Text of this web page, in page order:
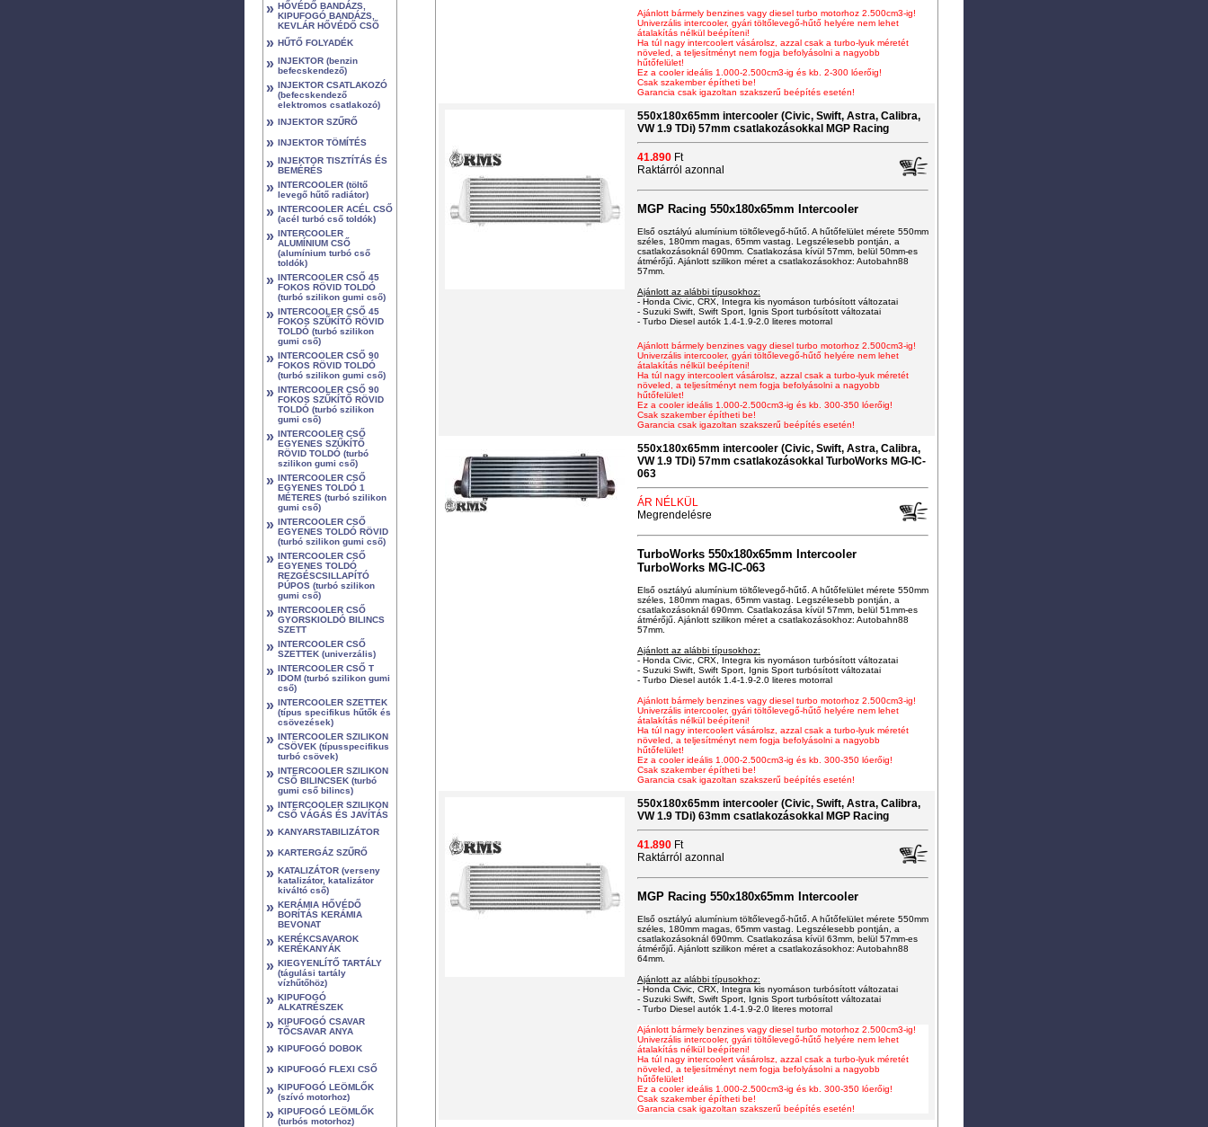
» HŐVÉDŐ BANDÁZS,
KIPUFOGÓ BANDÁZS,
KEVLÁR HŐVÉDŐ CSŐ
» HŰTŐ FOLYADÉK
» INJEKTOR (benzin
befecskendező)
» INJEKTOR CSATLAKOZÓ
(befecskendező
elektromos csatlakozó)
» INJEKTOR SZŰRŐ
» INJEKTOR TÖMÍTÉS
» INJEKTOR TISZTÍTÁS ÉS
BEMÉRÉS
» INTERCOOLER (töltő
levegő hűtő radiátor)
» INTERCOOLER ACÉL CSŐ
(acél turbó cső toldók)
» INTERCOOLER
ALUMÍNIUM CSŐ
(alumínium turbó cső
toldók)
» INTERCOOLER CSŐ 45
FOKOS RÖVID TOLDÓ
(turbó szilikon gumi cső)
» INTERCOOLER CSŐ 45
FOKOS SZŰKÍTŐ RÖVID
TOLDÓ (turbó szilikon
gumi cső)
» INTERCOOLER CSŐ 90
FOKOS RÖVID TOLDÓ
(turbó szilikon gumi cső)
» INTERCOOLER CSŐ 90
FOKOS SZŰKÍTŐ RÖVID
TOLDÓ (turbó szilikon
gumi cső)
» INTERCOOLER CSŐ
EGYENES SZŰKÍTŐ
RÖVID TOLDÓ (turbó
szilikon gumi cső)
» INTERCOOLER CSŐ
EGYENES TOLDÓ 1
MÉTERES (turbó szilikon
gumi cső)
» INTERCOOLER CSŐ
EGYENES TOLDÓ RÖVID
(turbó szilikon gumi cső)
» INTERCOOLER CSŐ
EGYENES TOLDÓ
REZGÉSCSILLAPÍTÓ
PÚPOS (turbó szilikon
gumi cső)
» INTERCOOLER CSŐ
GYORSKIOLDÓ BILINCS
SZETT
» INTERCOOLER CSŐ
SZETTEK (univerzális)
» INTERCOOLER CSŐ T
IDOM (turbó szilikon gumi
cső)
» INTERCOOLER SZETTEK
(típus specifikus hűtők és
csövezések)
» INTERCOOLER SZILIKON
CSÖVEK (típusspecifikus
turbó csövek)
» INTERCOOLER SZILIKON
CSŐ BILINCSEK (turbó
gumi cső bilincs)
» INTERCOOLER SZILIKON
CSŐ VÁGÁS ÉS JAVÍTÁS
» KANYARSTABILIZÁTOR
» KARTERGÁZ SZŰRŐ
» KATALIZÁTOR (verseny
katalizátor, katalizátor
kiváltó cső)
» KERÁMIA HŐVÉDŐ
BORÍTÁS KERÁMIA
BEVONAT
» KERÉKCSAVAROK
KERÉKANYÁK
» KIEGYENLÍTŐ TARTÁLY
(tágulási tartály
vízhűtőhöz)
» KIPUFOGÓ
ALKATRÉSZEK
» KIPUFOGÓ CSAVAR
TŐCSAVAR ANYA
» KIPUFOGÓ DOBOK
» KIPUFOGÓ FLEXI CSŐ
» KIPUFOGÓ LEÖMLŐK
(szívó motorhoz)
» KIPUFOGÓ LEÖMLŐK
(turbós motorhoz)
Ajánlott bármely benzines vagy diesel turbo motorhoz 2.500cm3-ig!
Univerzális intercooler, gyári töltőlevegő-hűtő helyére nem lehet
átalakítás nélkül beépíteni!
Ha túl nagy intercoolert vásárolsz, azzal csak a turbo-lyuk méretét
növeled, a teljesítményt nem fogja befolyásolni a nagyobb
hűtőfelület!
Ez a cooler ideális 1.000-2.500cm3-ig és kb. 2-300 lóerőig!
Csak szakember építheti be!
Garancia csak igazoltan szakszerű beépítés esetén!
550x180x65mm intercooler (Civic, Swift, Astra, Calibra,
VW 1.9 TDi) 57mm csatlakozásokkal MGP Racing
41.890 Ft
Raktárról azonnal
MGP Racing 550x180x65mm Intercooler
Első osztályú alumínium töltőlevegő-hűtő. A hűtőfelület mérete 550mm
széles, 180mm magas, 65mm vastag. Legszélesebb pontján, a
csatlakozásoknál 690mm. Csatlakozása kívül 57mm, belül 50mm-es
átmérőjű. Ajánlott szilikon méret a csatlakozásokhoz: Autobahn88
57mm.
Ajánlott az alábbi típusokhoz:
- Honda Civic, CRX, Integra kis nyomáson turbósított változatai
- Suzuki Swift, Swift Sport, Ignis Sport turbósított változatai
- Turbo Diesel autók 1.4-1.9-2.0 literes motorral
Ajánlott bármely benzines vagy diesel turbo motorhoz 2.500cm3-ig!
Univerzális intercooler, gyári töltőlevegő-hűtő helyére nem lehet
átalakítás nélkül beépíteni!
Ha túl nagy intercoolert vásárolsz, azzal csak a turbo-lyuk méretét
növeled, a teljesítményt nem fogja befolyásolni a nagyobb
hűtőfelület!
Ez a cooler ideális 1.000-2.500cm3-ig és kb. 300-350 lóerőig!
Csak szakember építheti be!
Garancia csak igazoltan szakszerű beépítés esetén!
550x180x65mm intercooler (Civic, Swift, Astra, Calibra,
VW 1.9 TDi) 57mm csatlakozásokkal TurboWorks MG-IC-
063
ÁR NÉLKÜL
Megrendelésre
TurboWorks 550x180x65mm Intercooler
TurboWorks MG-IC-063
Első osztályú alumínium töltőlevegő-hűtő. A hűtőfelület mérete 550mm
széles, 180mm magas, 65mm vastag. Legszélesebb pontján, a
csatlakozásoknál 690mm. Csatlakozása kívül 57mm, belül 51mm-es
átmérőjű. Ajánlott szilikon méret a csatlakozásokhoz: Autobahn88
57mm.
Ajánlott az alábbi típusokhoz:
- Honda Civic, CRX, Integra kis nyomáson turbósított változatai
- Suzuki Swift, Swift Sport, Ignis Sport turbósított változatai
- Turbo Diesel autók 1.4-1.9-2.0 literes motorral
Ajánlott bármely benzines vagy diesel turbo motorhoz 2.500cm3-ig!
Univerzális intercooler, gyári töltőlevegő-hűtő helyére nem lehet
átalakítás nélkül beépíteni!
Ha túl nagy intercoolert vásárolsz, azzal csak a turbo-lyuk méretét
növeled, a teljesítményt nem fogja befolyásolni a nagyobb
hűtőfelület!
Ez a cooler ideális 1.000-2.500cm3-ig és kb. 300-350 lóerőig!
Csak szakember építheti be!
Garancia csak igazoltan szakszerű beépítés esetén!
550x180x65mm intercooler (Civic, Swift, Astra, Calibra,
VW 1.9 TDi) 63mm csatlakozásokkal MGP Racing
41.890 Ft
Raktárról azonnal
MGP Racing 550x180x65mm Intercooler
Első osztályú alumínium töltőlevegő-hűtő. A hűtőfelület mérete 550mm
széles, 180mm magas, 65mm vastag. Legszélesebb pontján, a
csatlakozásoknál 690mm. Csatlakozása kívül 63mm, belül 57mm-es
átmérőjű. Ajánlott szilikon méret a csatlakozásokhoz: Autobahn88
64mm.
Ajánlott az alábbi típusokhoz:
- Honda Civic, CRX, Integra kis nyomáson turbósított változatai
- Suzuki Swift, Swift Sport, Ignis Sport turbósított változatai
- Turbo Diesel autók 1.4-1.9-2.0 literes motorral
Ajánlott bármely benzines vagy diesel turbo motorhoz 2.500cm3-ig!
Univerzális intercooler, gyári töltőlevegő-hűtő helyére nem lehet
átalakítás nélkül beépíteni!
Ha túl nagy intercoolert vásárolsz, azzal csak a turbo-lyuk méretét
növeled, a teljesítményt nem fogja befolyásolni a nagyobb
hűtőfelület!
Ez a cooler ideális 1.000-2.500cm3-ig és kb. 300-350 lóerőig!
Csak szakember építheti be!
Garancia csak igazoltan szakszerű beépítés esetén!